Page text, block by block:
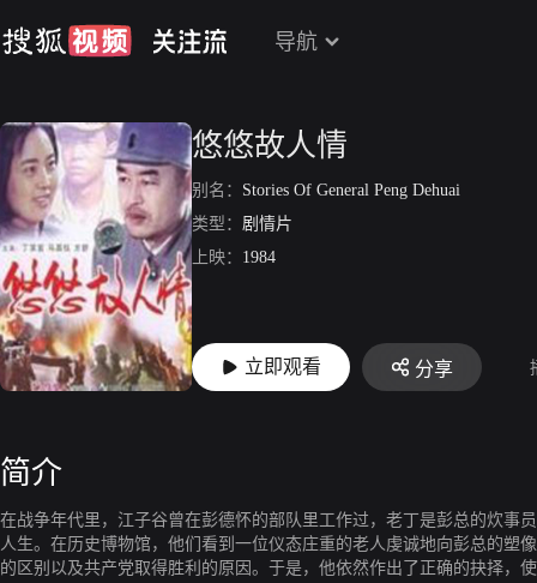
导航
悠悠故人情
别名： Stories Of General Peng Dehuai
类型： 剧情片
上映： 1984
立即观看 分享
简介
在战争年代里，江子谷曾在彭德怀的部队里工作过，老丁是彭总的炊事
人生。在历史博物馆，他们看到一位仪态庄重的老人虔诚地向彭总的塑
的区别以及共产党取得胜利的原因。于是，他依然作出了正确的抉择，